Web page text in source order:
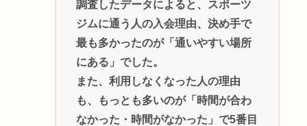
調査したデータによると、スポーツ
ジムに通う人の入会理由、決め手で
最も多かったのが「通いやすい場所
にある」でした。
また、利用しなくなった人の理由
も、もっとも多いのが「時間が合わ
なかった・時間がなかった」で5番目